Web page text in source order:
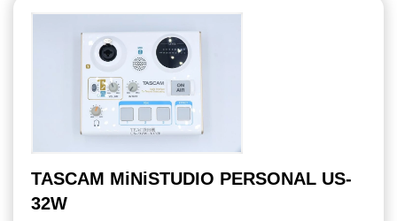
TASCAM MiNiSTUDIO PERSONAL US-
32W